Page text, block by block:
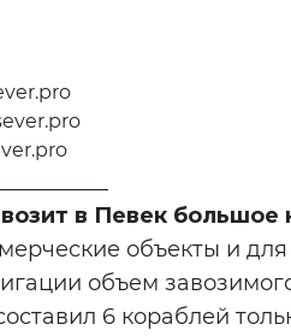
в Певек большое
объекты и
объем
6 кораблей